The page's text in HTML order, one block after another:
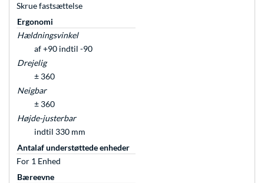
Skrue fastsættelse
Ergonomi
Hældningsvinkel
af +90 indtil -90
Drejelig
± 360
Neigbar
± 360
Højde-justerbar
indtil 330 mm
Antalaf understøttede enheder
For 1 Enhed
Bæreevne